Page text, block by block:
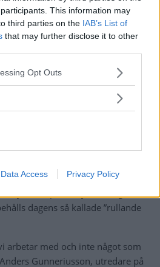
This information may
third parties on the IAB’s List of
that may further disclose it to other
app uses one or more Google
usage behaviour. You may click to
purposes in below Google
Opt Outs
Data Access Privacy Policy
införa nya regler för besiktning
förslag togs fram i höstas
, och
entusiastbilsägare.
på att bilar från 1960 och nyare
år – de ska alltså inte
besiktning.
dagens så kallade ”rullande
arbetar med och inte något som
Gunneriusson, utredare på